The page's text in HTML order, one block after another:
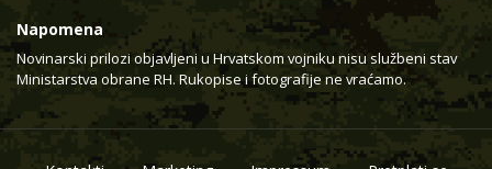
Napomena
Novinarski prilozi objavljeni u Hrvatskom vojniku nisu službeni stav
Ministarstva obrane RH. Rukopise i fotografije ne vraćamo.